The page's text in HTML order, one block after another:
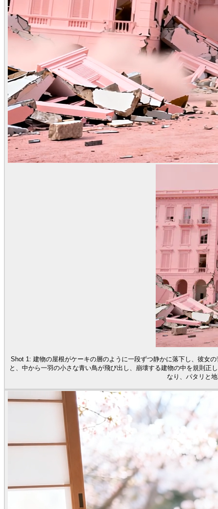
Shot 1: 建物の屋根がケーキの層のように一段ずつ静かに落下し、彼女
と、中から一羽の小さな青い鳥が飛び出し、崩壊する建物の中を規則
なり、パタリと